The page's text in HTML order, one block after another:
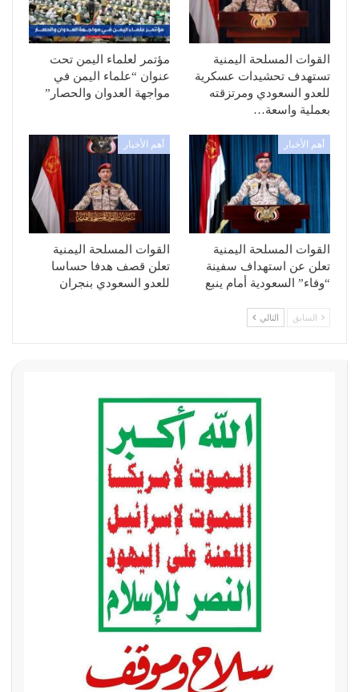
القوات المسلحة اليمنية
تستهدف تحشيدات عسكرية
للعدو السعودي ومرتزقته
بعملية واسعة…
مؤتمر لعلماء اليمن تحت
عنوان “علماء اليمن في
مواجهة العدوان والحصار”
أهم الأخبار
القوات المسلحة اليمنية
تعلن عن استهداف سفينة
“وفاء” السعودية أمام ينبع
أهم الأخبار
القوات المسلحة اليمنية
تعلن قصف هدفا حساسا
للعدو السعودي بنجران
السابق التالي